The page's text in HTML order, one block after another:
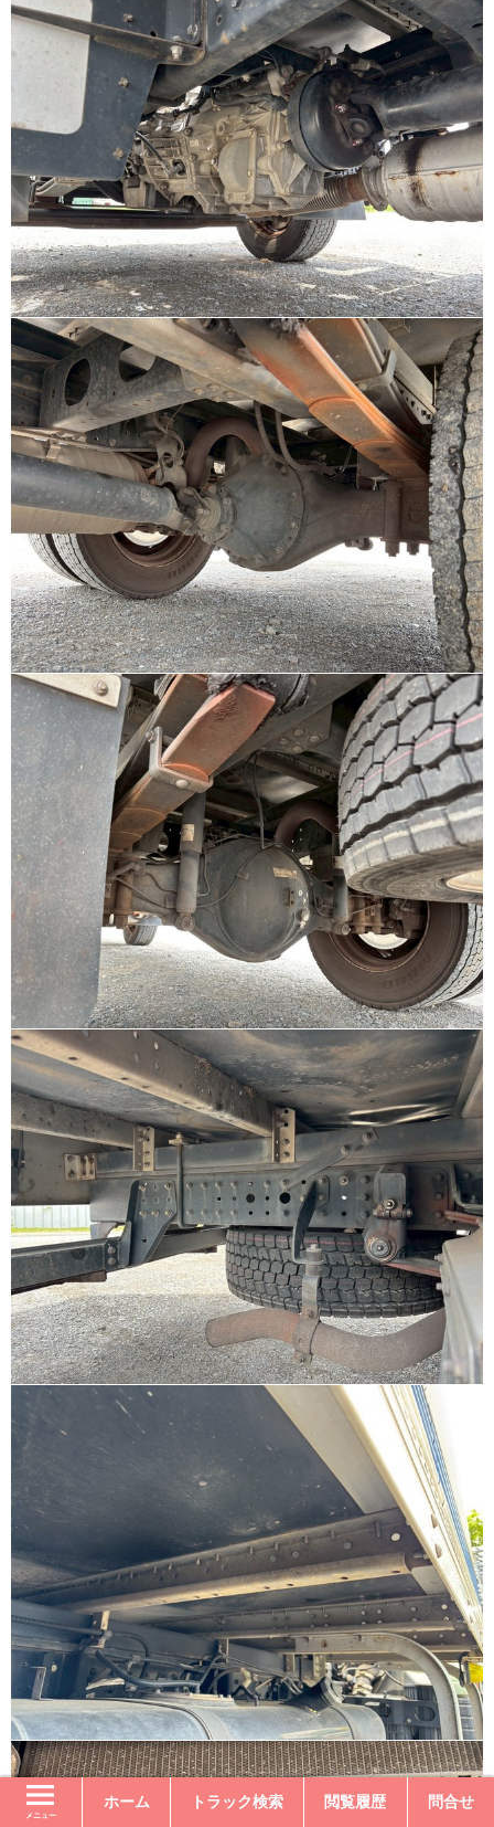
メニュー
ホーム トラック検索 閲覧履歴 問合せ